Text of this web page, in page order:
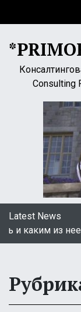
Consulting
Latest News
каким из нее